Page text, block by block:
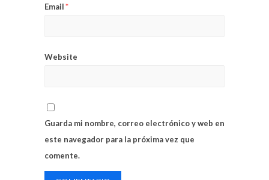
Email*
Website
Guarda mi nombre, correo electrónico y web en
este navegador para la próxima vez que
comente.